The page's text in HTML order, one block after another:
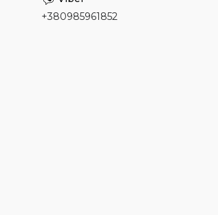
+380985961852